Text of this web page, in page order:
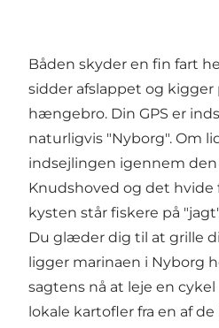
Båden skyder en fin fart
sidder afslappet og
hængebro. Din GPS er
naturligvis "Nyborg". Om
indsejlingen igennem
Knudshoved og det hvide
kysten står fiskere på
Du glæder dig til at grille
ligger marinaen i Nyborg
sagtens nå at leje en
lokale kartofler fra en af